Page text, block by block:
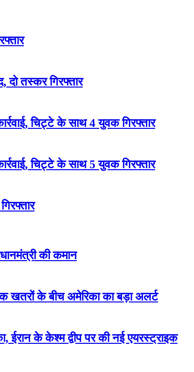
दो तस्कर गिरफ्तार
चिट्टे के साथ 4 युवक गिरफ्तार
चिट्टे के साथ 5 युवक गिरफ्तार
की कमान
खतरों के बीच अमेरिका का बड़ा अलर्ट
ईरान के केश्म द्वीप पर की नई एयरस्ट्राइक